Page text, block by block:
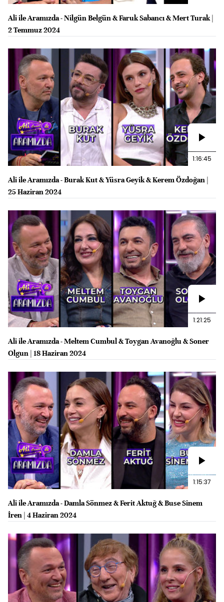
Ali ile Aramızda - Nilgün Belgün & Faruk Sabancı & Mert Turak |
2 Temmuz 2024
1:16:45
Ali ile Aramızda - Burak Kut & Yüsra Geyik & Kerem Özdoğan |
25 Haziran 2024
1:21:25
Ali ile Aramızda - Meltem Cumbul & Toygan Avanoğlu & Soner
Olgun | 18 Haziran 2024
1:15:37
Ali ile Aramızda - Damla Sönmez & Ferit Aktuğ & Buse Sinem
İren | 4 Haziran 2024